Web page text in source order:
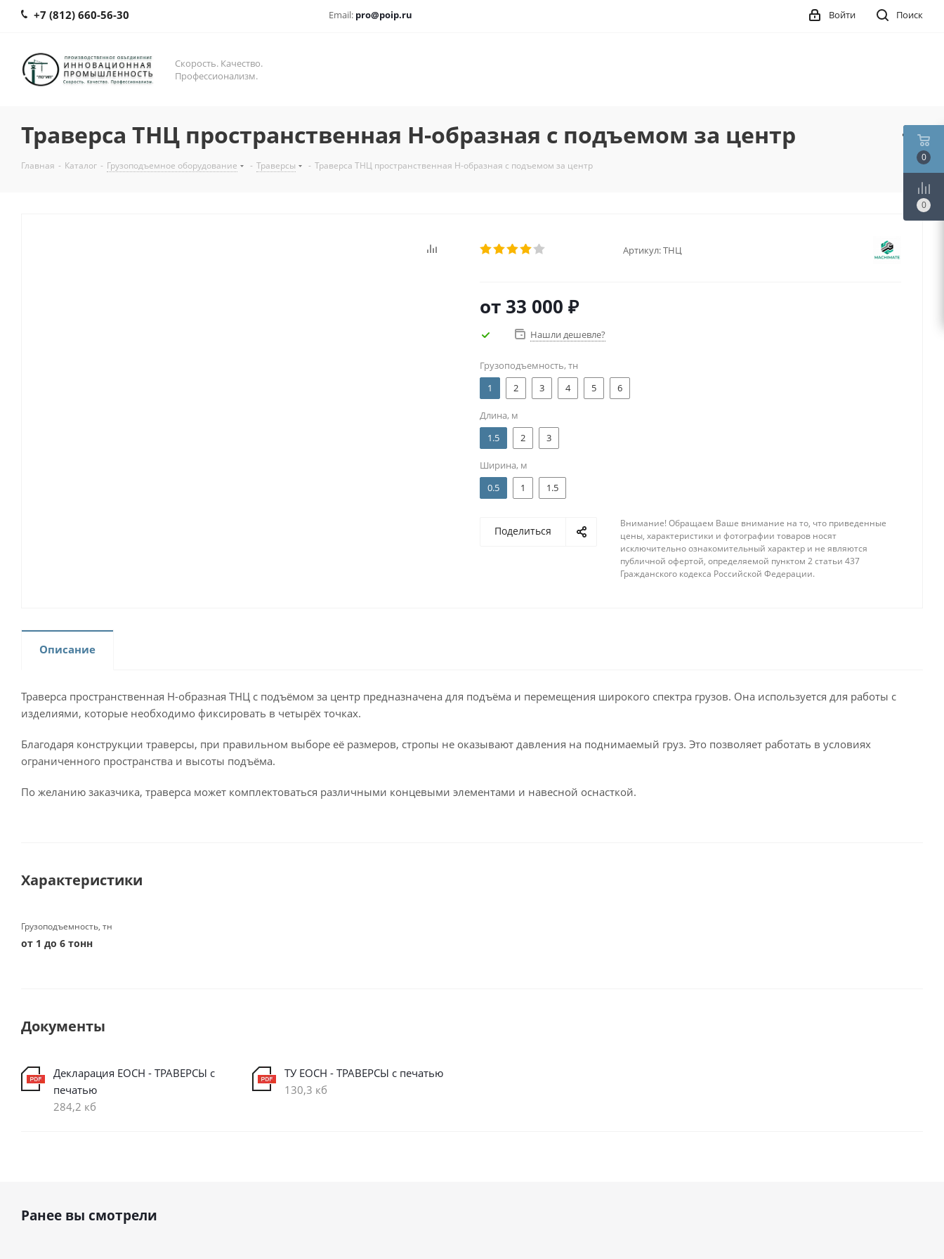
+7 (812) 660-56-30 Email: pro@poip.ru Поиск
Войти
Скорость. Качество.
Профессионализм.
Траверса ТНЦ пространственная Н-образная с подъемом за центр
Главная - Каталог - Грузоподъемное оборудование - Траверсы - Траверса ТНЦ пространственная Н-образная с подъемом за центр
Артикул:ТНЦ
от 33 000 ₽
Нашли дешевле?
Грузоподъемность, тн
1
2 3 4 5 6
Длина, м
1.5
2 3
Ширина, м
0.5
1 1.5
Поделиться
Внимание! Обращаем Ваше внимание на то, что приведенные
цены, характеристики и фотографии товаров носят
исключительно ознакомительный характер и не являются
публичной офертой, определяемой пунктом 2 статьи 437
Гражданского кодекса Российской Федерации.
Описание
Траверса пространственная Н-образная ТНЦ с подъёмом за центр предназначена для подъёма и перемещения широкого спектра грузов. Она используется для работы с
изделиями, которые необходимо фиксировать в четырёх точках.
Благодаря конструкции траверсы, при правильном выборе её размеров, стропы не оказывают давления на поднимаемый груз. Это позволяет работать в условиях
ограниченного пространства и высоты подъёма.
По желанию заказчика, траверса может комплектоваться различными концевыми элементами и навесной оснасткой.
Характеристики
Грузоподъемность, тн
от 1 до 6 тонн
Документы
Декларация ЕОСН - ТРАВЕРСЫ с
печатью
284,2 кб
ТУ ЕОСН - ТРАВЕРСЫ с печатью
130,3 кб
Ранее вы смотрели
0
0